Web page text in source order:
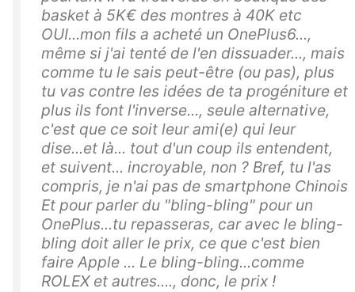
basket à 5K€ des montres à 40K etc
OUI...mon fils a acheté un OnePlus6...,
même si j'ai tenté de l'en dissuader..., mais
comme tu le sais peut-être (ou pas), plus
tu vas contre les idées de ta progéniture et
plus ils font l'inverse..., seule alternative,
c'est que ce soit leur ami(e) qui leur
dise...et là... tout d'un coup ils entendent,
et suivent... incroyable, non ? Bref, tu l'as
compris, je n'ai pas de smartphone Chinois
Et pour parler du "bling-bling" pour un
OnePlus...tu repasseras, car avec le bling-
bling doit aller le prix, ce que c'est bien
faire Apple ... Le bling-bling...comme
ROLEX et autres...., donc, le prix !